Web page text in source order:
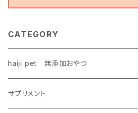
CATEGORY
haiji pet 無添加おやつ
鶏
サプリメント